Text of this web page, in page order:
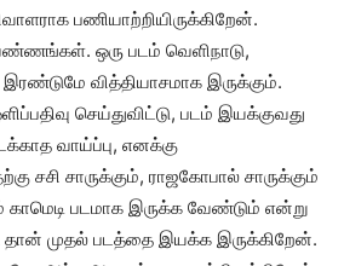
பணியாற்றியிருக்கிறேன்.
ஒரு படம் வெளிநாடு,
வித்தியாசமாக இருக்கும்.
செய்துவிட்டு, படம் இயக்குவது
வாய்ப்பு, எனக்கு
சசி சாருக்கும், ராஜகோபால் சாருக்கும்
காமெடி படமாக இருக்க வேண்டும் என்று
முதல் படத்தை இயக்க இருக்கிறேன்.